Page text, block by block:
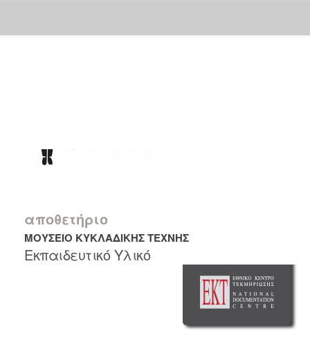
αποθετήριο
ΜΟΥΣΕΙΟ ΚΥΚΛΑΔΙΚΗΣ ΤΕΧΝΗΣ
Εκπαιδευτικό Υλικό